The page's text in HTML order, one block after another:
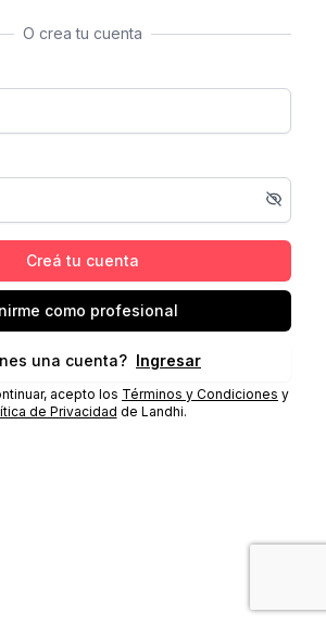
O crea tu cuenta
Creá tu cuenta
como profesional
una cuenta? Ingresar
acepto los Términos y Condiciones y
de Privacidad de Landhi.